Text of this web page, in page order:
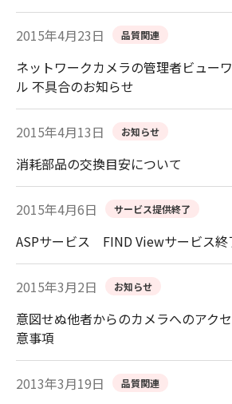
2015年4月23日 品質関連
ネットワークカメラの管理者ビュー
ル 不具合のお知らせ
2015年4月13日 お知らせ
消耗部品の交換目安について
2015年4月6日 サービス提供終了
ASPサービス FIND Viewサービス終
2015年3月2日 お知らせ
意図せぬ他者からのカメラへのアク
意事項
2013年3月19日 品質関連